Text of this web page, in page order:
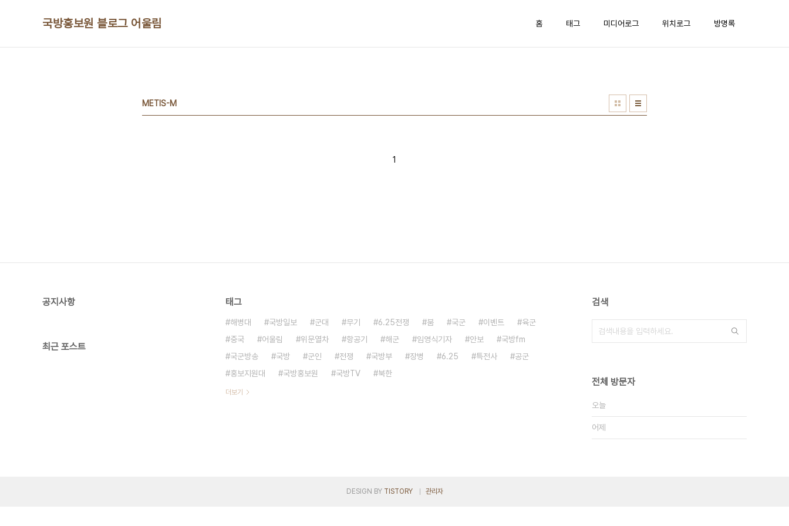
국방홍보원 블로그 어울림 홈 태그 미디어로그 위치로그 방명록
METIS-M
1
공지사항
최근 포스트
태그
해병대 국방일보 군대 무기 6.25전쟁 붐 국군 이벤트
육군
중국
어울림 위문열차 항공기 해군 임영식기자 안보
국방fm
국군방송
국방 군인 전쟁 국방부 장병 6.25 특전사
공군
홍보지원대
국방홍보원 국방TV 북한
더보기
검색
전체 방문자
오늘
어제
DESIGN BY TISTORY 관리자